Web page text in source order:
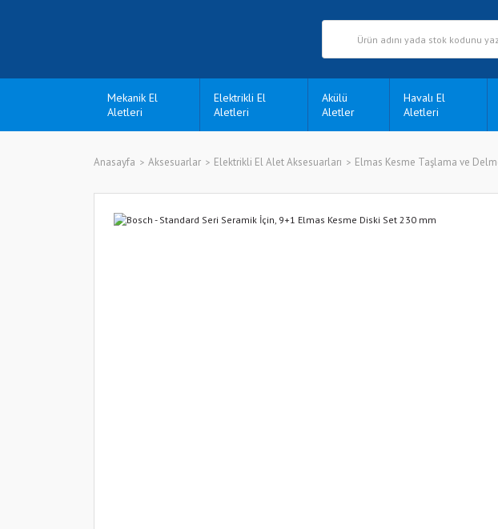
Mekanik El
Aletleri
Elektrikli El
Aletleri
Akülü
Aletler
Havalı El
Aletleri
Anasayfa Aksesuarlar Elektrikli El Alet Aksesuarları Elmas Kesme Taşlama ve